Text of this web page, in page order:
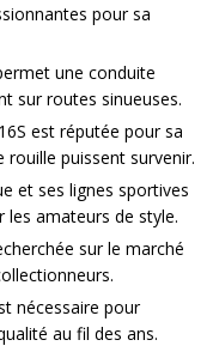
pour sa
une conduite
sur routes sinueuses.
est réputée pour sa
puissent survenir.
et ses lignes sportives
amateurs de style.
sur le marché
nécessaire pour
au fil des ans.